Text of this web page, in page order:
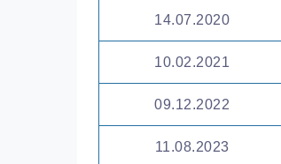
14.07.2020
10.02.2021
09.12.2022
11.08.2023